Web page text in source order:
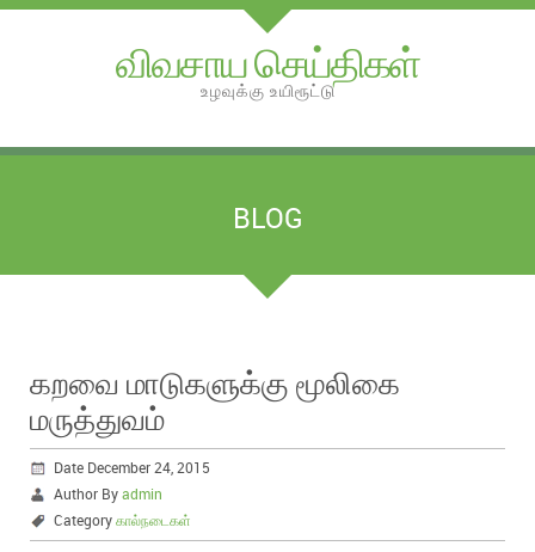
விவசாய செய்திகள்
உழவுக்கு உயிரூட்டு
BLOG
கறவை மாடுகளுக்கு மூலிகை
மருத்துவம்
Date December 24, 2015
Author Byadmin
Categoryகால்நடைகள்